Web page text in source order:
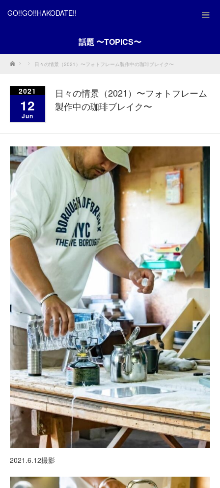
GO!!GO!!HAKODATE!!
話題 〜TOPICS〜
Home 日々の情景（2021）〜フォトフレーム製作中の珈琲ブレイク〜
2021
12
Jun
日々の情景（2021）〜フォトフレーム
製作中の珈琲ブレイク〜
2021.6.12撮影